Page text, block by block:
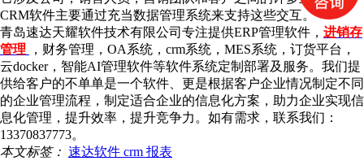
CRM软件主要通过充当数据管理系统来支持这些交互。
青岛速达天耀软件技术有限公司专注提供ERP管理软件， 进销存
管理
，财务管理，OA系统，crm系统，MES系统，订货平台，
云docker，智能AI管理软件等软件系统定制部署及服务。我们提
供给客户的不单单是一个软件、更是根据客户企业情况制定不同
的企业管理流程，制定适合企业的信息化方案，助力企业实现信
息化管理，提升效率，提升竞争力。如有需求，联系我们：
13370837773。
本文标签： 速达软件 crm 报表